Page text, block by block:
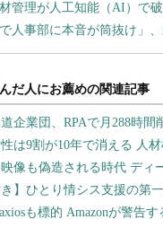
管理が人工知能（AI）で
で人事部に本音が筒抜け」